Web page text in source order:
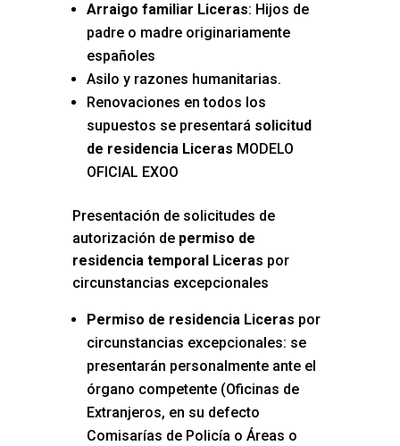
Arraigo familiar Liceras: Hijos de
padre o madre originariamente
españoles
Asilo y razones humanitarias.
Renovaciones en todos los
supuestos se presentará solicitud
de residencia Liceras MODELO
OFICIAL EXOO
Presentación de solicitudes de
autorización depermiso de
residencia temporal Liceras por
circunstancias excepcionales
Permiso de residencia Liceras por
circunstancias excepcionales: se
presentarán personalmente ante el
órgano competente (Oficinas de
Extranjeros, en su defecto
Comisarías de Policía o Áreas o